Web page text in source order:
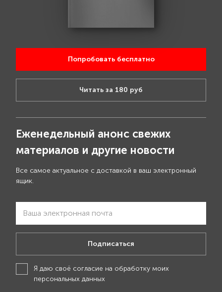
Попробовать бесплатно
Читать за 180 руб
Еженедельный анонс свежих
материалов и другие новости
Все самое актуальное с доставкой в ваш электронный
ящик.
Подписаться
Я даю своё согласие на обработку моих
персональных данных